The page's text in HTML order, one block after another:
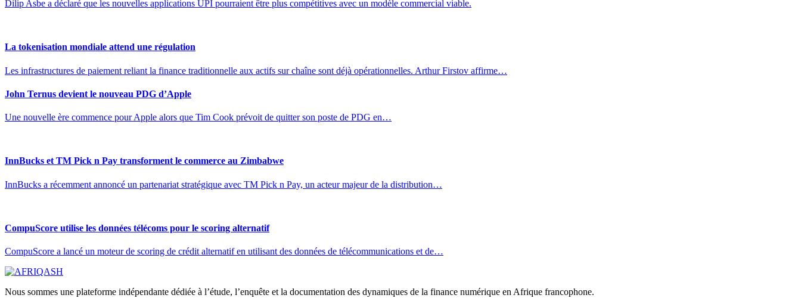
Dilip Asbe a déclaré que les nouvelles applications UPI pourraient être plus compétitives avec un modèle commercial viable.
La tokenisation mondiale attend une régulation
Les infrastructures de paiement reliant la finance traditionnelle aux actifs sur chaîne sont déjà opérationnelles. Arthur Firstov affirme…
John Ternus devient le nouveau PDG d’Apple
Une nouvelle ère commence pour Apple alors que Tim Cook prévoit de quitter son poste de PDG en…
InnBucks et TM Pick n Pay transforment le commerce au Zimbabwe
InnBucks a récemment annoncé un partenariat stratégique avec TM Pick n Pay, un acteur majeur de la distribution…
CompuScore utilise les données télécoms pour le scoring alternatif
CompuScore a lancé un moteur de scoring de crédit alternatif en utilisant des données de télécommunications et de…
Nous sommes une plateforme indépendante dédiée à l’étude, l’enquête et la documentation des dynamiques de la finance numérique en Afrique francophone.